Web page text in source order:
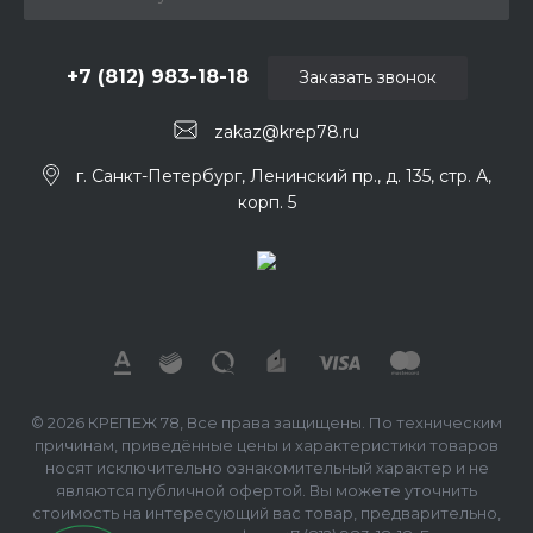
zakaz@krep78.ru
+7 (812) 983-18-18
г. Санкт-Петербург, Ленинский пр., д. 135, стр. А,
корп. 5
Заказать звонок
© 2026 КРЕПЕЖ 78, Все права защищены. По техническим
причинам, приведённые цены и характеристики товаров
носят исключительно ознакомительный характер и не
являются публичной офертой. Вы можете уточнить
стоимость на интересующий вас товар, предварительно,